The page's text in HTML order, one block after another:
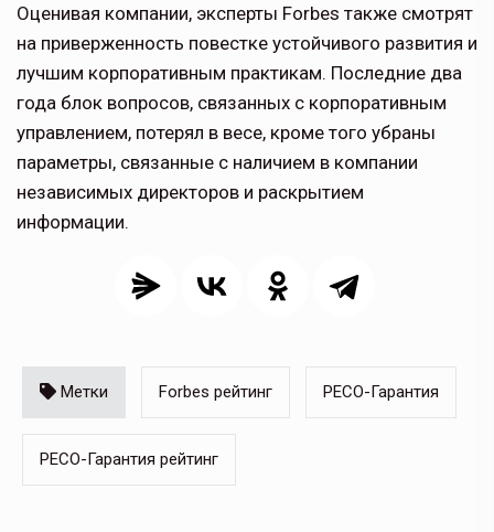
Оценивая компании, эксперты Forbes также смотрят
на приверженность повестке устойчивого развития и
лучшим корпоративным практикам. Последние два
года блок вопросов, связанных с корпоративным
управлением, потерял в весе, кроме того убраны
параметры, связанные с наличием в компании
независимых директоров и раскрытием
информации.
Метки Forbes рейтинг РЕСО-Гарантия
РЕСО-Гарантия рейтинг